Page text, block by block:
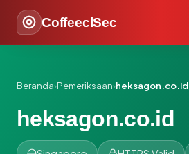
CoffeeclSec
Beranda›Pemeriksaan›heksagon.co.id
heksagon.co.id